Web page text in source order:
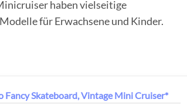
haben vielseitige
für Erwachsene und Kinder.
Fancy Skateboard, Vintage Mini Cruiser*